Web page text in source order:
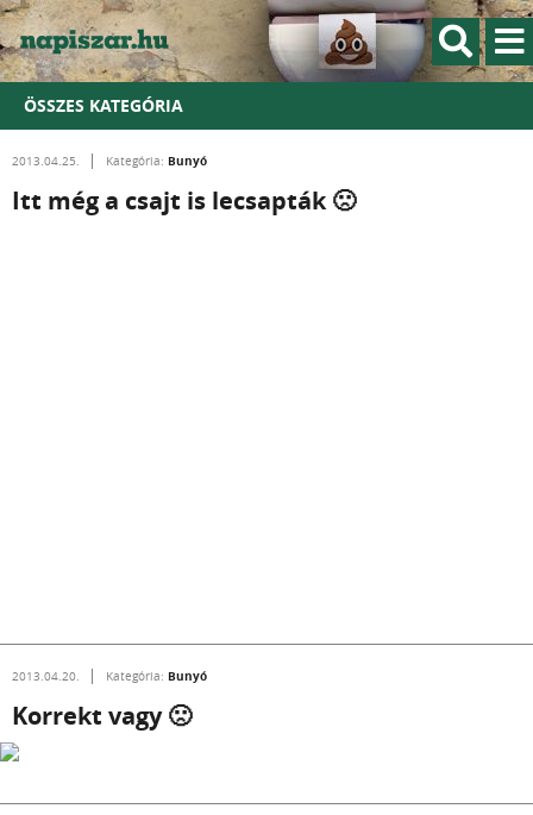
ÖSSZES KATEGÓRIA
2013.04.25. Kategória: Bunyó
Itt még a csajt is lecsapták 🙁
2013.04.20. Kategória: Bunyó
Korrekt vagy 🙁